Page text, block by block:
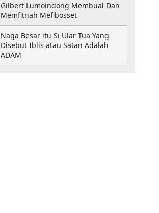
Gilbert Lumoindong Membual Dan
Memfitnah Mefibosset
Naga Besar itu Si Ular Tua Yang
Disebut Iblis atau Satan Adalah
ADAM